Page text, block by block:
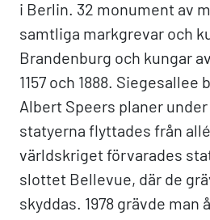
i Berlin. 32 monument av
samtliga markgrevar och
Brandenburg och kungar
1157 och 1888.
Albert Speers planer
statyerna flyttades från
världskriget förvarades
slottet Bellevue, där de
skyddas. 1978 grävde man